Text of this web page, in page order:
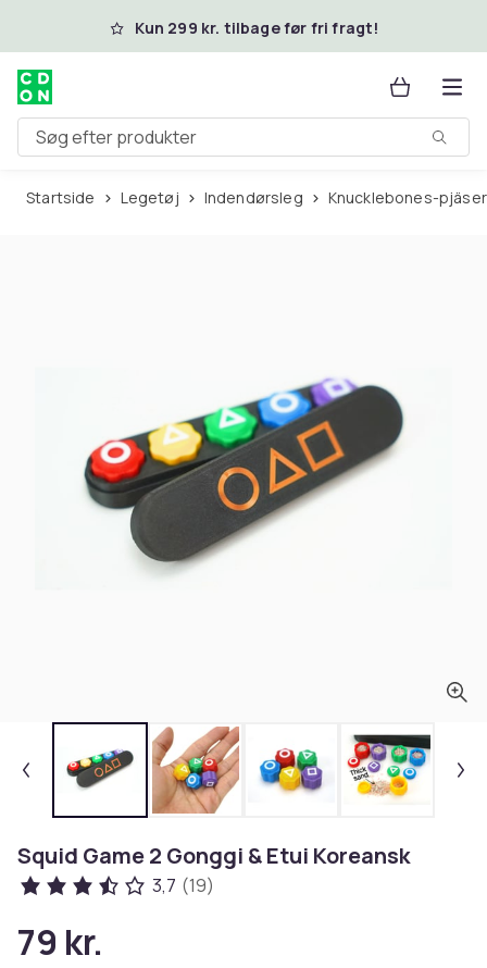
Spring til hovedindhold
Kun 299 kr. tilbage før fri fragt!
Søg efter produkter
Startside Legetøj Indendørsleg Knucklebones-pjäser
Squid Game 2 Gonggi & Etui Koreansk
3,7 (19)
79 kr.